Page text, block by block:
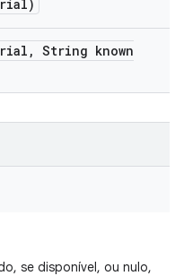
, String known
se disponível, ou nulo,